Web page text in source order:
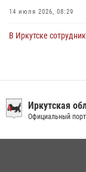
14 июля 2026, 08:29
В Иркутске
преступной группы,
услуг
Иркутская
Официальный